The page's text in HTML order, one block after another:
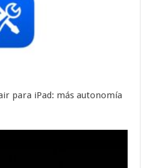
para iPad: más autonomía